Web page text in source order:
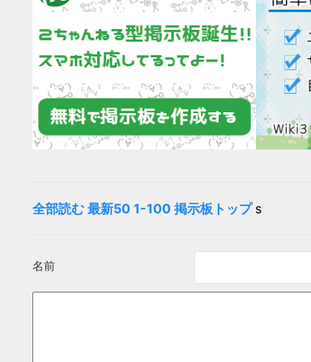
全部読む 最新50 1-100 掲示板トップ s
名前